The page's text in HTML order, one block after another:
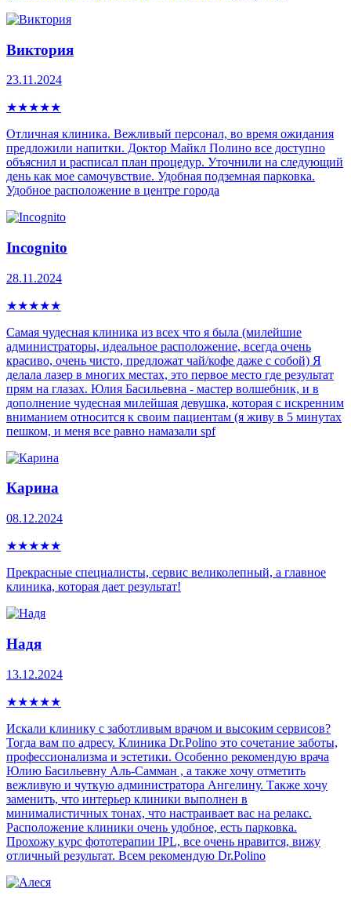
Виктория
23.11.2024
★★★★★
Отличная клиника. Вежливый персонал, во время ожидания
предложили напитки. Доктор Майкл Полино все доступно
объяснил и расписал план процедур. Уточнили на следующий
день как мое самочувствие. Удобная подземная парковка.
Удобное расположение в центре города
Incognito
28.11.2024
★★★★★
Самая чудесная клиника из всех что я была (милейшие
администраторы, идеальное расположение, всегда очень
красиво, очень чисто, предложат чай/кофе даже с собой) Я
делала лазер в многих местах, это первое место где результат
прям на глазах. Юлия Басильевна - мастер волшебник, и в
дополнение чудесная милейшая девушка, которая с искренним
вниманием относится к своим пациентам (я живу в 5 минутах
пешком, и меня все равно намазали spf
Карина
08.12.2024
★★★★★
Прекрасные специалисты, сервис великолепный, а главное
клиника, которая дает результат!
Надя
13.12.2024
★★★★★
Искали клинику с заботливым врачом и высоким сервисов?
Тогда вам по адресу. Клиника Dr.Polino это сочетание заботы,
профессионализма и эстетики. Особенно рекомендую врача
Юлию Басильевну Аль-Самман , а также хочу отметить
вежливую и чуткую администратора Ангелину. Также хочу
заменить, что интерьер клиники выполнен в
минималистичных тонах, что настраивает вас на релакс.
Расположение клиники очень удобное, есть парковка.
Прохожу курс фототерапии IPL, все очень нравится, вижу
отличный результат. Всем рекомендую Dr.Polino